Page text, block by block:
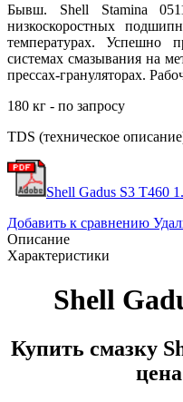
Бывш. Shell Stamina
низкоскоростных
температурах. Успешно
системах смазывания на
прессах-грануляторах.
180 кг - по запросу
TDS (техническое
Shell Gadus S3 T460
Добавить к сравнению
Описание
Характеристики
Shell
Купить смазку